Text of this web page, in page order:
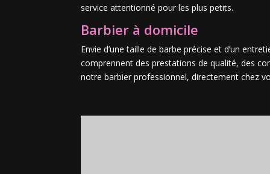
service attentionné pour les plus petits.
Barbier à domicile
Envie d’une taille de barbe précise et d’un
comprennent des prestations de qualité, des
notre barbier professionnel, directement chez